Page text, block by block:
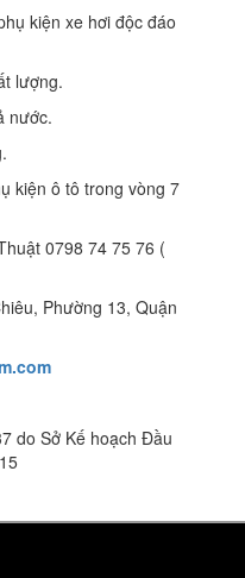
kiện xe hơi độc đáo
lượng.
nước.
kiện ô tô trong vòng 7
0798 74 75 76 (
Phường 13, Quận
do Sở Kế hoạch Đầu